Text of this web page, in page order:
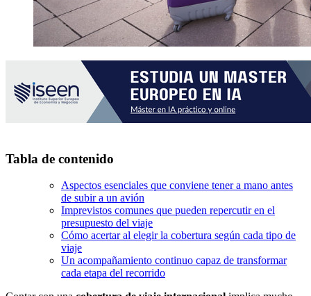
Tabla de contenido
Aspectos esenciales que conviene tener a mano antes
de subir a un avión
Imprevistos comunes que pueden repercutir en el
presupuesto del viaje
Cómo acertar al elegir la cobertura según cada tipo de
viaje
Un acompañamiento continuo capaz de transformar
cada etapa del recorrido